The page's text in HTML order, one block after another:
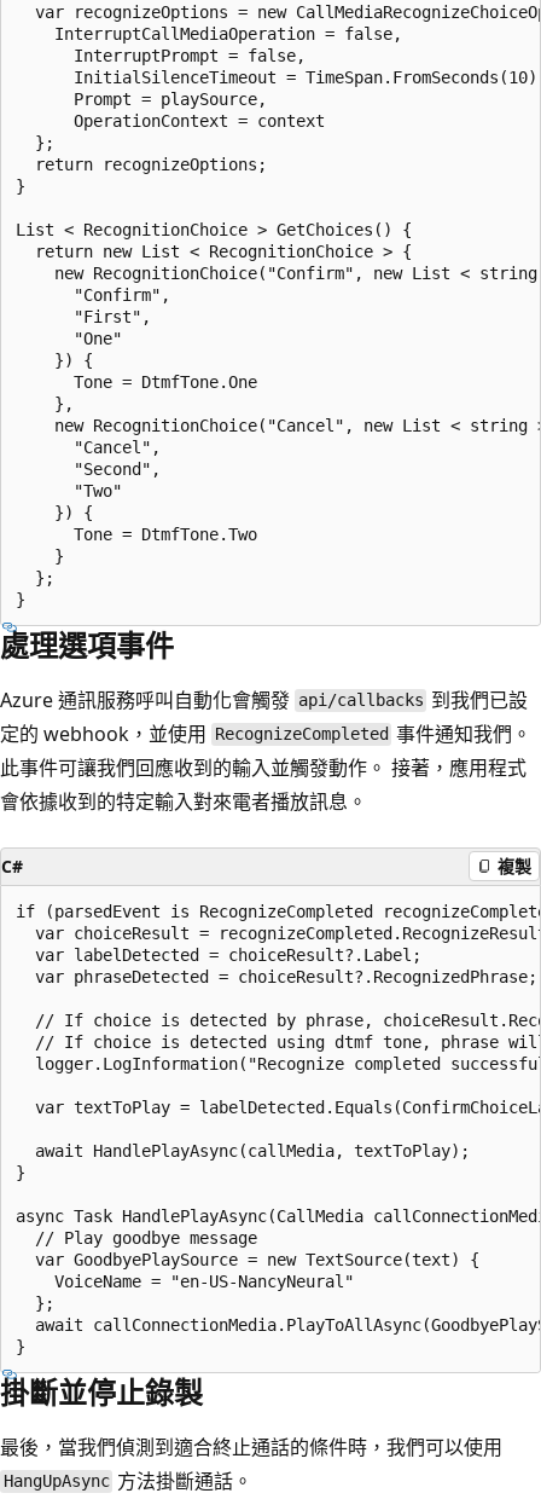
var recognizeOptions = new
    InterruptCallMediaOperation = false,
      InterruptPrompt = false,
InitialSilenceTimeout =
      Prompt = playSource,
      OperationContext = context
  };
  return recognizeOptions;
}
List < RecognitionChoice > GetChoices() {
  return new List < RecognitionChoice > {
new RecognitionChoice("Confirm", new List < string
      "Confirm",
      "First",
      "One"
    }) {
      Tone = DtmfTone.One
    },
new RecognitionChoice("Cancel", new List < string
      "Cancel",
      "Second",
      "Two"
    }) {
      Tone = DtmfTone.Two
    }
  };
處理選項事件
Azure 通訊服務呼叫自動化會觸發 api/callbacks 到我們已設
定的 webhook，並使用 RecognizeCompleted 事件通知我們。
此事件可讓我們回應收到的輸入並觸發動作。 接著，應用程式
會依據收到的特定輸入對來電者播放訊息。
C# 複製
if (parsedEvent is RecognizeCompleted
var choiceResult =
  var labelDetected = choiceResult?.Label;
  var phraseDetected = choiceResult?.RecognizedPhrase;
// If choice is detected by phrase,
// If choice is detected using dtmf tone, phrase
logger.LogInformation("Recognize completed
var textToPlay =
  await HandlePlayAsync(callMedia, textToPlay);
}
async Task HandlePlayAsync(CallMedia
  // Play goodbye message
  var GoodbyePlaySource = new TextSource(text) {
    VoiceName = "en-US-NancyNeural"
  };
await
掛斷並停止錄製
最後，當我們偵測到適合終止通話的條件時，我們可以使用
HangUpAsync 方法掛斷通話。